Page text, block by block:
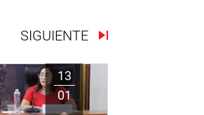
SIGUIENTE
13
01